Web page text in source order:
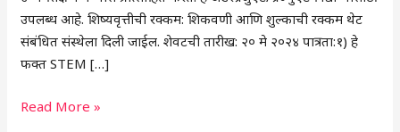
उपलब्ध आहे. शिष्यवृत्तीची रक्कम: शिकवणी आणि शुल्काची रक्कम थेट
संबंधित संस्थेला दिली जाईल. शेवटची तारीख: २० मे २०२४ पात्रता:१) हे
फक्त STEM […]
Read More »